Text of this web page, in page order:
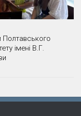
Полтавського
імені В.Г.